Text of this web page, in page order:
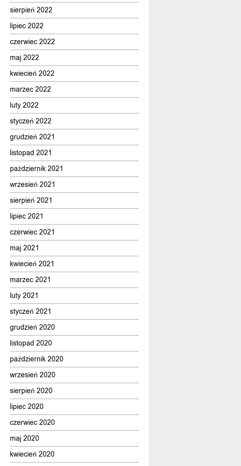
sierpień 2022
lipiec 2022
czerwiec 2022
maj 2022
kwiecień 2022
marzec 2022
luty 2022
styczeń 2022
grudzień 2021
listopad 2021
październik 2021
wrzesień 2021
sierpień 2021
lipiec 2021
czerwiec 2021
maj 2021
kwiecień 2021
marzec 2021
luty 2021
styczeń 2021
grudzień 2020
listopad 2020
październik 2020
wrzesień 2020
sierpień 2020
lipiec 2020
czerwiec 2020
maj 2020
kwiecień 2020